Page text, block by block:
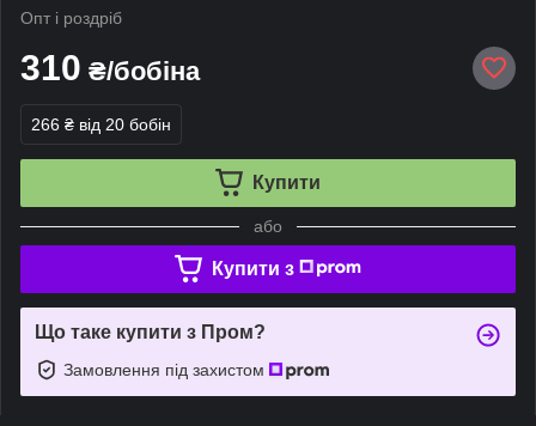
Опт і роздріб
310 ₴/бобіна
266 ₴ від 20 бобін
Купити
або
Купити з
Що таке купити з Пром?
Замовлення під захистом